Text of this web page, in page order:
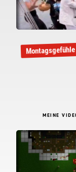
MEINE